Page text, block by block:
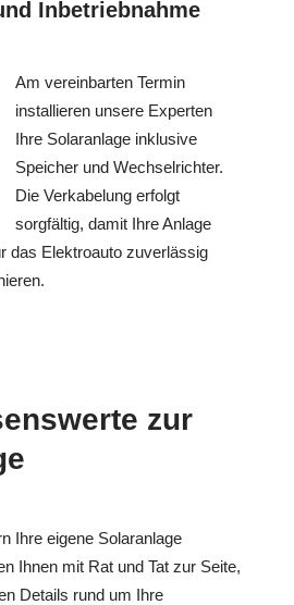
Inbetriebnahme
Am vereinbarten Termin
installieren unsere Experten
Ihre Solaranlage inklusive
Speicher und Wechselrichter.
Die Verkabelung erfolgt
sorgfältig, damit Ihre Anlage
das Elektroauto zuverlässig
zur
Ihre eigene Solaranlage
Ihnen mit Rat und Tat zur Seite,
Details rund um Ihre